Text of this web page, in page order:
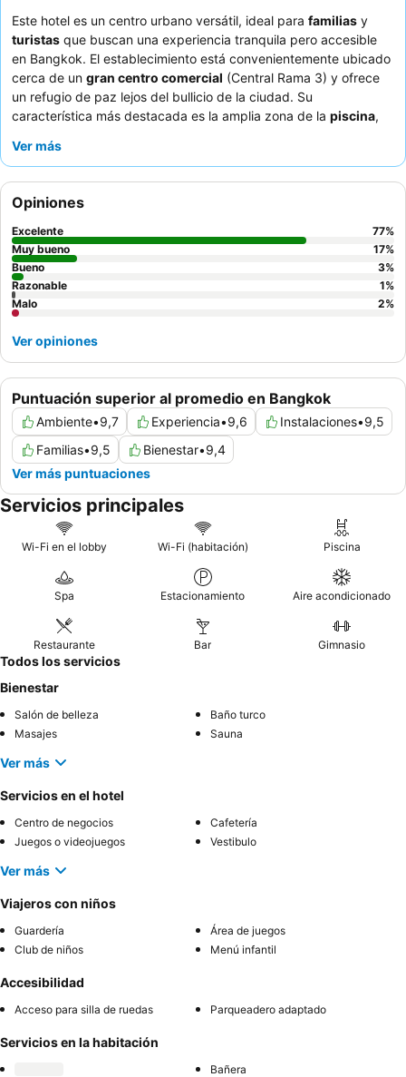
Este hotel es un centro urbano versátil, ideal para familias y
turistas que buscan una experiencia tranquila pero accesible
en Bangkok. El establecimiento está convenientemente ubicado
cerca de un gran centro comercial (Central Rama 3) y ofrece
un refugio de paz lejos del bullicio de la ciudad. Su
característica más destacada es la amplia zona de la piscina,
diversión familiar. Los huéspedes elogian constantemente la
extenso y variado
culinarias. Para una estancia más cómoda, considere utilizar el
servicio de transporte
Ver más
Puntuación superior al promedio en Bangkok
Ambiente•9,7 Experiencia•9,6 Instalaciones•9,5
Familias•9,5 Bienestar•9,4
Ver más puntuaciones
Opiniones
Excelente 77%
Muy bueno
17%
Bueno
3%
Razonable
1%
Malo
2%
Ver opiniones
Servicios principales
Wi-Fi en el lobby Wi-Fi (habitación) Piscina
Spa Estacionamiento Aire acondicionado
Restaurante Bar Gimnasio
Todos los servicios
Bienestar
Salón de belleza
Baño turco
Masajes
Sauna
Ver más
Servicios en el hotel
Centro de negocios
Cafetería
Juegos o videojuegos
Vestibulo
Ver más
Viajeros con niños
Guardería
Área de juegos
Club de niños
Menú infantil
Accesibilidad
Acceso para silla de ruedas Parqueadero adaptado
Servicios en la habitación
Bañera